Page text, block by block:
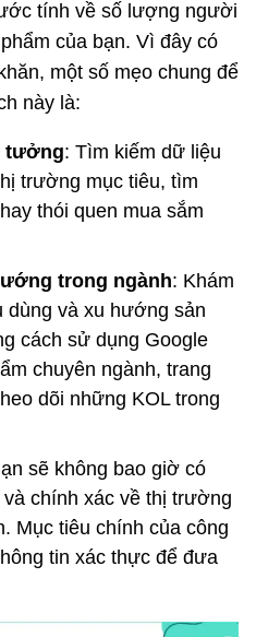
tính về số lượng người
của bạn. Vì đây có
một số mẹo chung để
này là:
tưởng: Tìm kiếm dữ liệu
trường mục tiêu, tìm
thói quen mua sắm
trong ngành: Khám
dùng và xu hướng sản
cách sử dụng Google
chuyên ngành, trang
dõi những KOL trong
sẽ không bao giờ có
chính xác về thị trường
Mục tiêu chính của công
tin xác thực để đưa